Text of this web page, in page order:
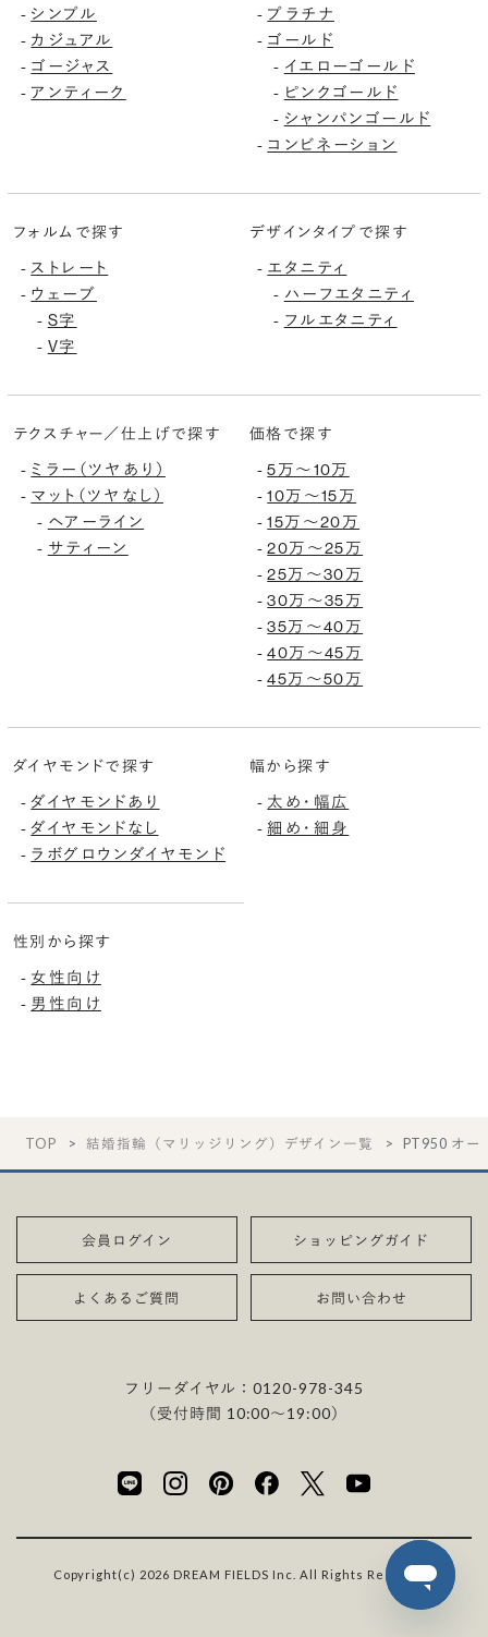
- シンプル
- カジュアル
- ゴージャス
- アンティーク
- プラチナ
- ゴールド
- イエローゴールド
- ピンクゴールド
- シャンパンゴールド
- コンビネーション
フォルムで探す
-ストレート
- ウェーブ
- S字
- V字
デザインタイプで探す
- エタニティ
- ハーフエタニティ
- フルエタニティ
テクスチャー／仕上げで探す
- ミラー（ツヤあり）
- マット（ツヤなし）
- ヘアーライン
- サティーン
価格で探す
-5万〜10万
-10万〜15万
-15万〜20万
-20万〜25万
-25万〜30万
-30万〜35万
-35万〜40万
-40万〜45万
-45万〜50万
ダイヤモンドで探す
-ダイヤモンドあり
-ダイヤモンドなし
- ラボグロウンダイヤモンド
幅から探す
- 太め・幅広
-細め・細身
性別から探す
- 女性向け
- 男性向け
TOP 結婚指輪（マリッジリング）デザイン一覧 PT950 オ
会員ログイン ショッピングガイド
よくあるご質問 お問い合わせ
フリーダイヤル：0120-978-345
（受付時間 10:00〜19:00）
Copyright(c) 2026 DREAM FIELDS Inc. All Rights Reserved.